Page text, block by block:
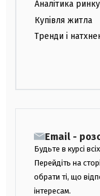
Аналітика ринку
Купівля житла
Тренди і
Email -
Будьте в курсі
Перейдіть на
обрати ті, що
інтересам.